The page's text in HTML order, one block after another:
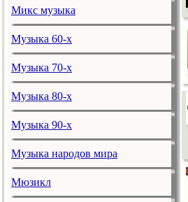
Микс музыка
Музыка 60-х
Музыка 70-х
Музыка 80-х
Музыка 90-х
Музыка народов мира
Мюзикл